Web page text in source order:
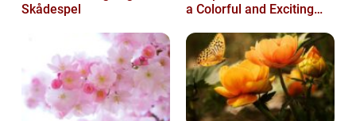
Skådespel
a Colorful and Exciting